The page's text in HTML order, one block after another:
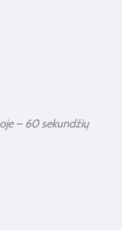
– 60 sekundžių